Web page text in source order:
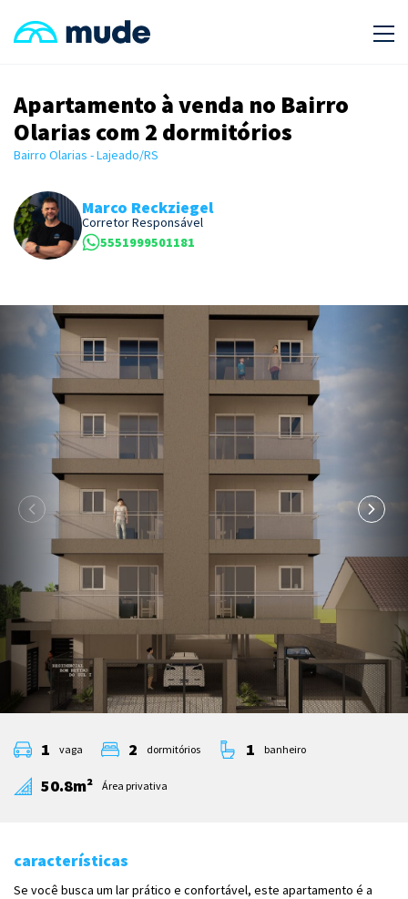
Apartamento à venda no Bairro
Olarias com 2 dormitórios
Bairro Olarias - Lajeado/RS
Marco Reckziegel
Corretor Responsável
5551999501181
1 vaga 2 dormitórios 1 banheiro
50.8m² Área privativa
características
Se você busca um lar prático e confortável, este apartamento é a